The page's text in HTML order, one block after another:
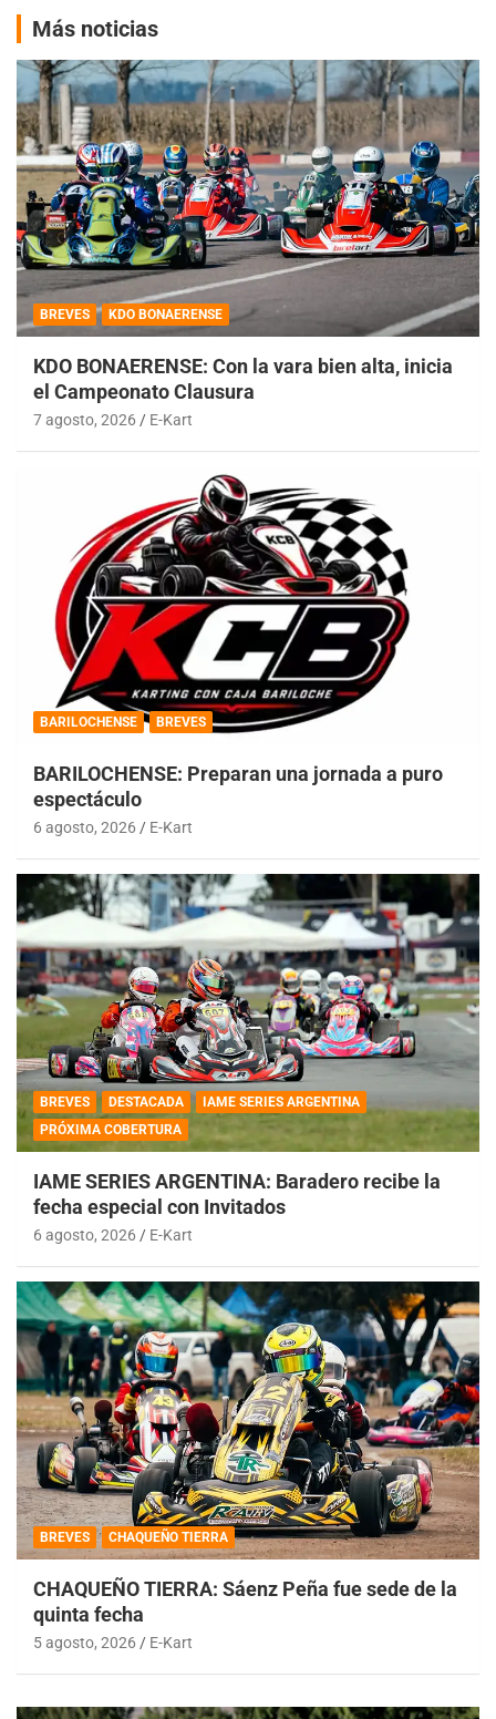
Más noticias
BREVES KDO BONAERENSE
KDO BONAERENSE: Con la vara bien alta, inicia
el Campeonato Clausura
7 agosto, 2026 E-Kart
BARILOCHENSE BREVES
BARILOCHENSE: Preparan una jornada a puro
espectáculo
6 agosto, 2026 E-Kart
BREVES DESTACADA
IAME SERIES ARGENTINA
PRÓXIMA COBERTURA
IAME SERIES ARGENTINA: Baradero recibe la
fecha especial con Invitados
6 agosto, 2026 E-Kart
BREVES CHAQUEÑO TIERRA
CHAQUEÑO TIERRA: Sáenz Peña fue sede de la
quinta fecha
5 agosto, 2026 E-Kart